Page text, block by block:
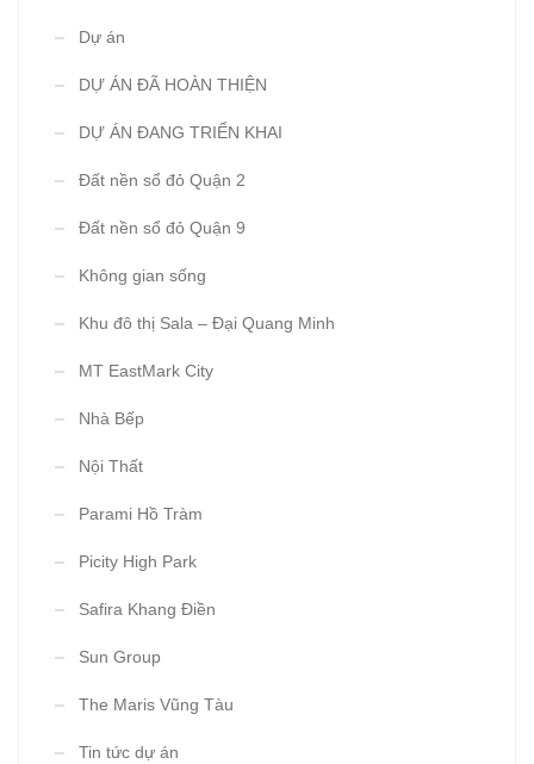
Dự án
DỰ ÁN ĐÃ HOÀN THIỆN
DỰ ÁN ĐANG TRIỂN KHAI
Đất nền sổ đỏ Quận 2
Đất nền sổ đỏ Quận 9
Không gian sống
Khu đô thị Sala – Đại Quang Minh
MT EastMark City
Nhà Bếp
Nội Thất
Parami Hồ Tràm
Picity High Park
Safira Khang Điền
Sun Group
The Maris Vũng Tàu
Tin tức dự án